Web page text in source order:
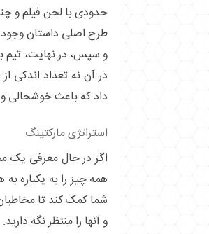
حدودی با لحن فیلم و
طرح اصلی داستان وجود
و سپس، در نهایت، تیم
داد که باعث خوشحالی
استراتژی مارکتینگ
اگر در حال معرفی یک
همه چیز را به یکباره
شما کمک کند تا
و آنها را منتظر نگه دارید.